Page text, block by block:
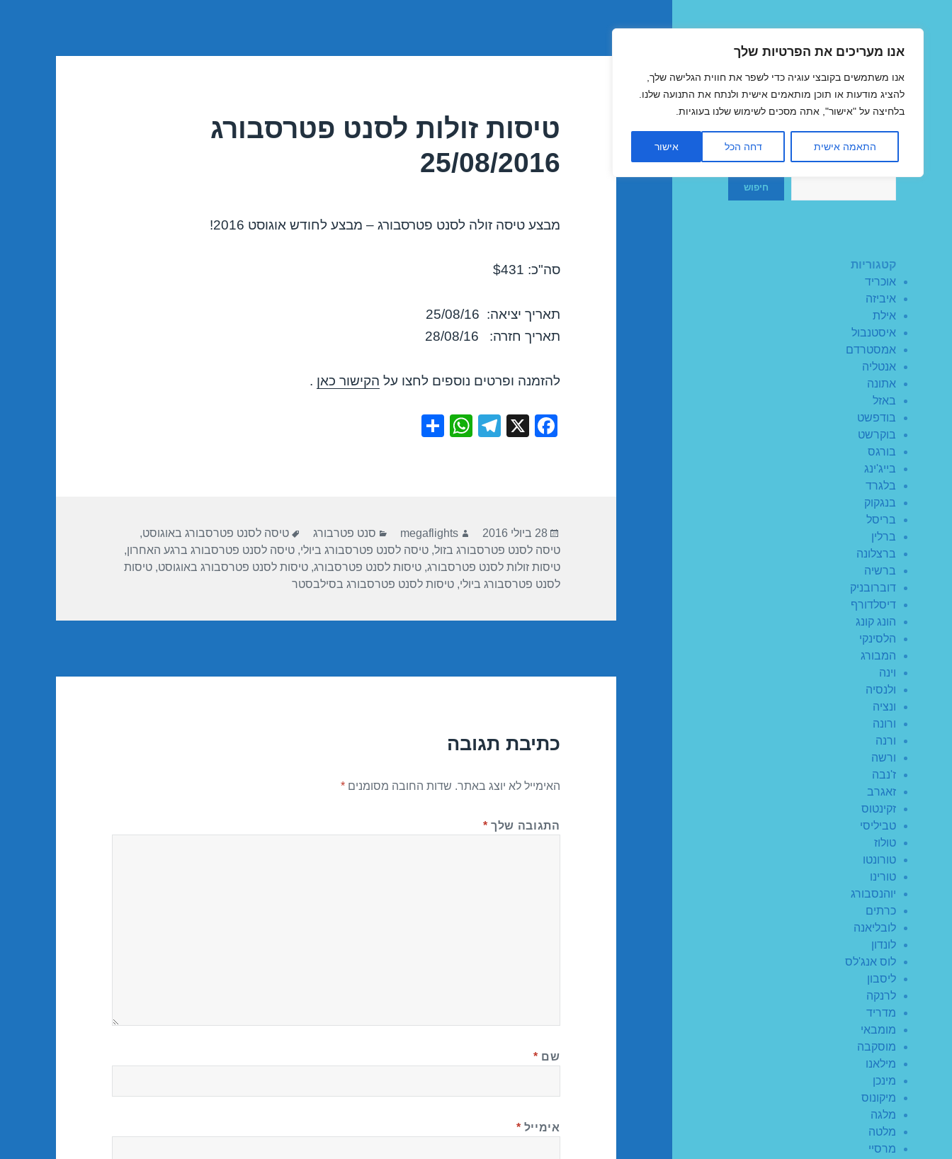
אנו מעריכים את הפרטיות שלך
אנו משתמשים בקובצי עוגיה כדי לשפר את חווית הגלישה שלך,
להציג מודעות או תוכן מותאמים אישית ולנתח את התנועה שלנו.
בלחיצה על "אישור", אתה מסכים לשימוש שלנו בעוגיות.
התאמה אישית דחה הכל אישור
MegaFlights טיסות מוזלות
חיפוש
חיפוש
קטגוריות
אוכריד
איביזה
אילת
איסטנבול
אמסטרדם
אנטליה
אתונה
באזל
בודפשט
בוקרשט
בורגס
בייג'ינג
בלגרד
בנגקוק
בריסל
ברלין
ברצלונה
ברשיה
דוברובניק
דיסלדורף
הונג קונג
הלסינקי
המבורג
וינה
ולנסיה
ונציה
ורונה
ורנה
ורשה
ז'נבה
זאגרב
זקינטוס
טביליסי
טולוז
טורונטו
טורינו
יוהנסבורג
כרתים
לובליאנה
לונדון
לוס אנג'לס
ליסבון
לרנקה
מדריד
מומבאי
מוסקבה
מילאנו
מינכן
מיקונוס
מלגה
מלטה
מרסיי
טיסות זולות לסנט פטרסבורג
25/08/2016
מבצע טיסה זולה לסנט פטרסבורג – מבצע לחודש אוגוסט 2016!
סה"כ: $431
תאריך יציאה: 25/08/16
תאריך חזרה: 28/08/16
להזמנה ופרטים נוספים לחצו על הקישור כאן .
F
o
o
k
X
T
m
W
p
p
פורסם
בתאריך
28 ביולי 2016 מחבר
megaflights קטגוריות
סנט פטרבורג תגיות
טיסה לסנט פטרסבורג באוגוסט,
טיסה לסנט פטרסבורג בזול,טיסה לסנט פטרסבורג ביולי,טיסה לסנט פטרסבורג ברגע האחרון,
טיסות זולות לסנט פטרסבורג,טיסות לסנט פטרסבורג,טיסות לסנט פטרסבורג באוגוסט,טיסות
לסנט פטרסבורג ביולי,טיסות לסנט פטרסבורג בסילבסטר
כתיבת תגובה
האימייל לא יוצג באתר. שדות החובה מסומנים*
התגובה שלך *
שם *
אימייל *